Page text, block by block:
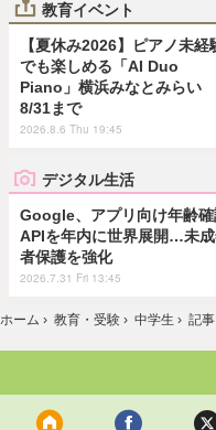
教育イベント
【夏休み2026】ピアノ未経
でも楽しめる「AI Duo
Piano」横浜みなとみらい
8/31まで
2026.8.6 Thu 19:45
デジタル生活
Google、アプリ向け年齢
APIを年内に世界展開…未
者保護を強化
2026.7.31 Fri 13:45
ホーム › 教育・受験 › 中学生 › 記事